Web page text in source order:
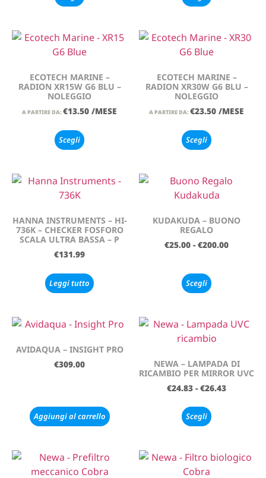
ECOTECH MARINE –
RADION XR15W G6 BLU –
NOLEGGIO
A PARTIRE DA: €13.50 /MESE
Scegli
ECOTECH MARINE –
RADION XR30W G6 BLU –
NOLEGGIO
A PARTIRE DA: €23.50 /MESE
Scegli
HANNA INSTRUMENTS – HI-
736K – CHECKER FOSFORO
SCALA ULTRA BASSA – P
€131.99
Leggi tutto
KUDAKUDA – BUONO
REGALO
€25.00 - €200.00
Scegli
AVIDAQUA – INSIGHT PRO
€309.00
Aggiungi al carrello
NEWA – LAMPADA DI
RICAMBIO PER MIRROR UVC
€24.83 - €26.43
Scegli